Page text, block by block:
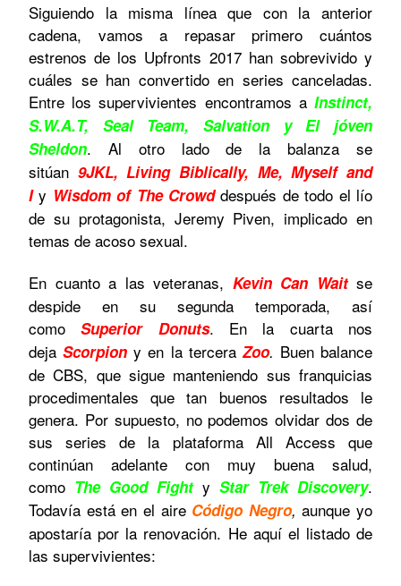
Siguiendo la misma línea que con la anterior
cadena, vamos a repasar primero cuántos
estrenos de los Upfronts 2017 han sobrevivido y
cuáles se han convertido en series canceladas.
Entre los supervivientes encontramos a Instinct,
S.W.A.T, Seal Team, Salvation y El jóven
Sheldon. Al otro lado de la balanza se
sitúan 9JKL, Living Biblically, Me, Myself and
Iy Wisdom of The Crowd después de todo el lío
de su protagonista, Jeremy Piven, implicado en
temas de acoso sexual.
En cuanto a las veteranas, Kevin Can Wait se
despide en su segunda temporada, así
comoSuperior Donuts. En la cuarta nos
dejaScorpion y en la tercera Zoo. Buen balance
de CBS, que sigue manteniendo sus franquicias
procedimentales que tan buenos resultados le
genera. Por supuesto, no podemos olvidar dos de
sus series de la plataforma All Access que
continúan adelante con muy buena salud,
como The Good Fight y Star Trek Discovery.
Todavía está en el aire Código Negro,aunque yo
apostaría por la renovación. He aquí el listado de
las supervivientes: